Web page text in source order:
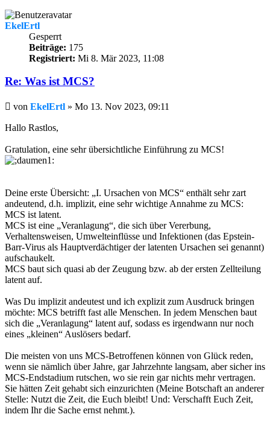
EkelErtl
Gesperrt
Beiträge: 175
Registriert: Mi 8. Mär 2023, 11:08
Re: Was ist MCS?
Beitrag
von EkelErtl » Mo 13. Nov 2023, 09:11
Hallo Rastlos,
Gratulation, eine sehr übersichtliche Einführung zu MCS!
Deine erste Übersicht: „I. Ursachen von MCS“ enthält sehr zart
andeutend, d.h. implizit, eine sehr wichtige Annahme zu MCS:
MCS ist latent.
MCS ist eine „Veranlagung“, die sich über Vererbung,
Verhaltensweisen, Umwelteinflüsse und Infektionen (das Epstein-
Barr-Virus als Hauptverdächtiger der latenten Ursachen sei genannt)
aufschaukelt.
MCS baut sich quasi ab der Zeugung bzw. ab der ersten Zellteilung
latent auf.
Was Du implizit andeutest und ich explizit zum Ausdruck bringen
möchte: MCS betrifft fast alle Menschen. In jedem Menschen baut
sich die „Veranlagung“ latent auf, sodass es irgendwann nur noch
eines „kleinen“ Auslösers bedarf.
Die meisten von uns MCS-Betroffenen können von Glück reden,
wenn sie nämlich über Jahre, gar Jahrzehnte langsam, aber sicher ins
MCS-Endstadium rutschen, wo sie rein gar nichts mehr vertragen.
Sie hätten Zeit gehabt sich einzurichten (Meine Botschaft an anderer
Stelle: Nutzt die Zeit, die Euch bleibt! Und: Verschafft Euch Zeit,
indem Ihr die Sache ernst nehmt.).